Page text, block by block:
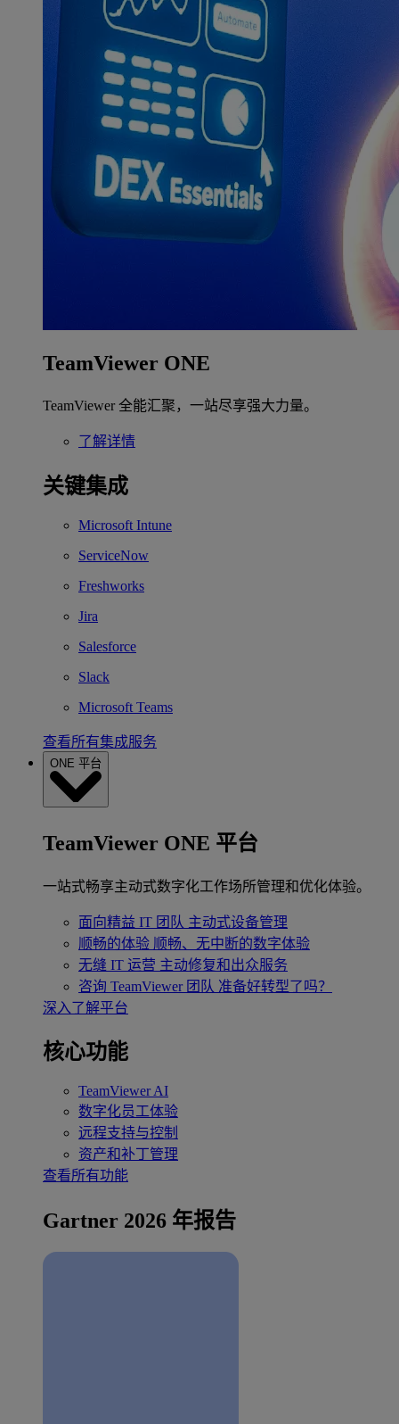
TeamViewer ONE
TeamViewer 全能汇聚，一站尽享强大力量。
了解详情
关键集成
Microsoft Intune
ServiceNow
Freshworks
Jira
Salesforce
Slack
Microsoft Teams
查看所有集成服务
ONE 平台
TeamViewer ONE 平台
一站式畅享主动式数字化工作场所管理和优化体验。
面向精益 IT 团队 主动式设备管理
顺畅的体验 顺畅、无中断的数字体验
无缝 IT 运营 主动修复和出众服务
咨询 TeamViewer 团队 准备好转型了吗？
深入了解平台
核心功能
TeamViewer AI
数字化员工体验
远程支持与控制
资产和补丁管理
查看所有功能
Gartner 2026 年报告